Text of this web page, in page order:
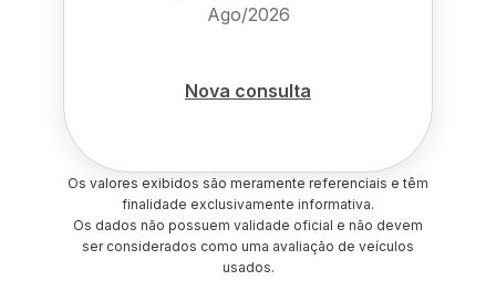
Ago/2026
Nova consulta
Os valores exibidos são meramente referenciais e têm
finalidade exclusivamente informativa.
Os dados não possuem validade oficial e não devem
ser considerados como uma avaliação de veículos
usados.